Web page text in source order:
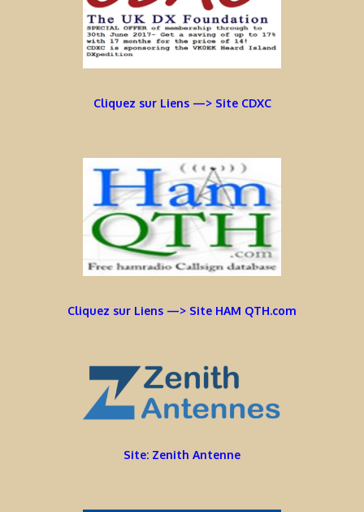
Cliquez sur Liens —> Site CDXC
Cliquez sur Liens —> Site HAM QTH.com
Site: Zenith Antenne